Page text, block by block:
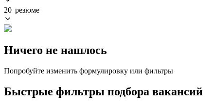
20 резюме
Ничего не нашлось
Попробуйте изменить формулировку или фильтры
Быстрые фильтры подбора вакансий